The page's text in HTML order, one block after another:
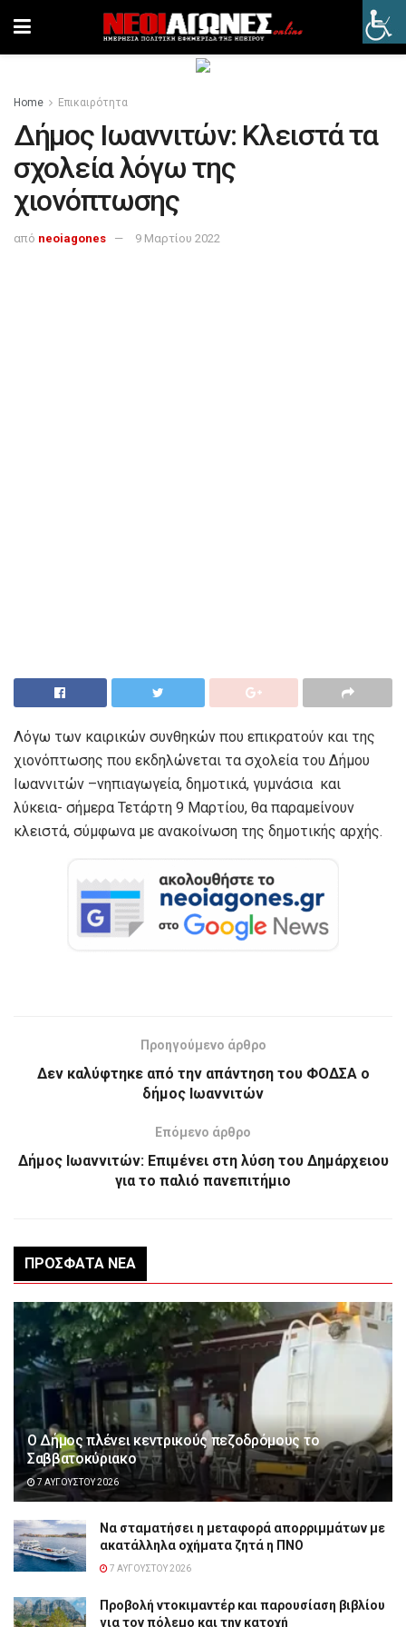
Home Επικαιρότητα
Δήμος Ιωαννιτών: Κλειστά τα
σχολεία λόγω της
χιονόπτωσης
από neoiagones 9 Μαρτίου 2022
Λόγω των καιρικών συνθηκών που επικρατούν και της
χιονόπτωσης που εκδηλώνεται τα σχολεία του Δήμου
Ιωαννιτών –νηπιαγωγεία, δημοτικά, γυμνάσια και
λύκεια- σήμερα Τετάρτη 9 Μαρτίου, θα παραμείνουν
κλειστά, σύμφωνα με ανακοίνωση της δημοτικής αρχής.
Προηγούμενο άρθρο
Δεν καλύφτηκε από την απάντηση του ΦΟΔΣΑ ο
δήμος Ιωαννιτών
Επόμενο άρθρο
Δήμος Ιωαννιτών: Επιμένει στη λύση του Δημάρχειου
για το παλιό πανεπιτήμιο
ΠΡΌΣΦΑΤΑ ΝΈΑ
Ο Δήμος πλένει κεντρικούς πεζοδρόμους το
Σαββατοκύριακο
7 ΑΥΓΟΎΣΤΟΥ 2026
Να σταματήσει η μεταφορά απορριμμάτων με
ακατάλληλα οχήματα ζητά η ΠΝΟ
7 ΑΥΓΟΎΣΤΟΥ 2026
Προβολή ντοκιμαντέρ και παρουσίαση βιβλίου
για τον πόλεμο και την κατοχή